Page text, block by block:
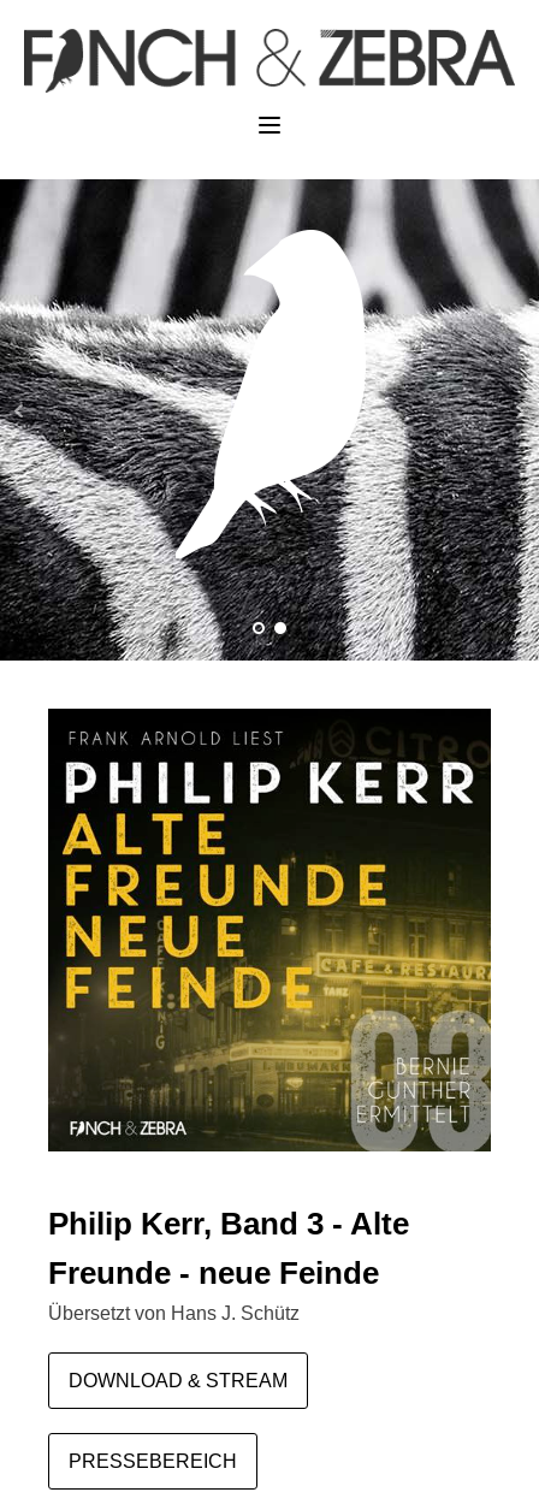
Philip Kerr, Band 3 - Alte
Freunde - neue Feinde
Übersetzt von Hans J. Schütz
DOWNLOAD & STREAM
PRESSEBEREICH